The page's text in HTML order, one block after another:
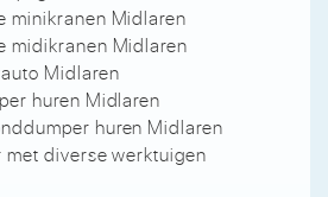
minikranen Midlaren
midikranen Midlaren
Midlaren
huren Midlaren
huren Midlaren
met diverse werktuigen